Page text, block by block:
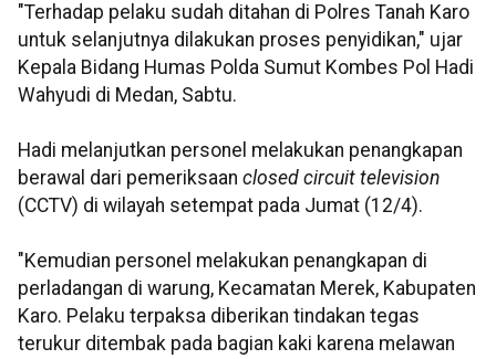
"Terhadap pelaku sudah ditahan di Polres Tanah Karo
untuk selanjutnya dilakukan proses penyidikan," ujar
Kepala Bidang Humas Polda Sumut Kombes Pol Hadi
Wahyudi di Medan, Sabtu.
Hadi melanjutkan personel melakukan penangkapan
berawal dari pemeriksaan closed circuit television
(CCTV) di wilayah setempat pada Jumat (12/4).
"Kemudian personel melakukan penangkapan di
perladangan di warung, Kecamatan Merek, Kabupaten
Karo. Pelaku terpaksa diberikan tindakan tegas
terukur ditembak pada bagian kaki karena melawan